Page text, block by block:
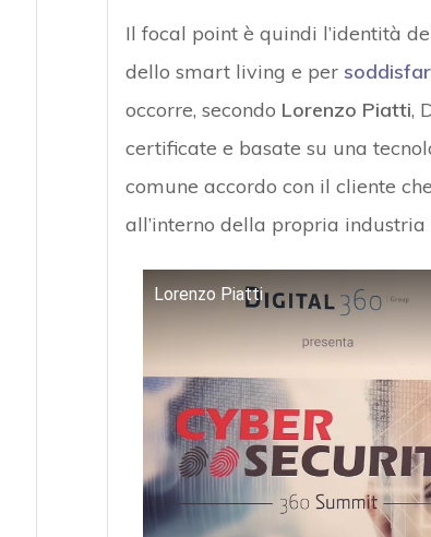
Il focal point è quindi l’identità
dello smart living e per
occorre, secondo Lorenzo Piatti,
certificate e basate su una
comune accordo con il cliente
all’interno della propria
Lorenzo Piatti